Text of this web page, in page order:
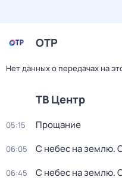
ОТР
Нет данных о передачах на
ТВ Центр
05:15 Прощание
06:05 С небес на землю.
06:45 С небес на землю.